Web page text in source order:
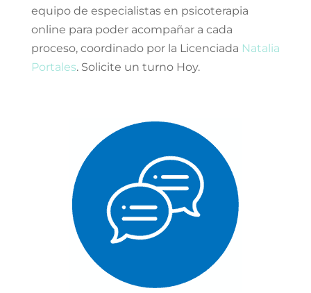
equipo de especialistas en psicoterapia
online para poder acompañar a cada
proceso, coordinado por la Licenciada Natalia
Portales. Solicite un turno Hoy.